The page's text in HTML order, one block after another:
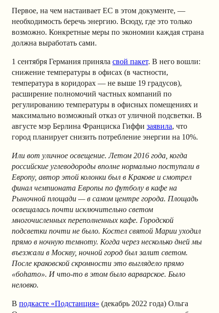
Первое, на чем настаивает ЕС в этом документе, —
необходимость беречь энергию. Всюду, где это только
возможно. Конкретные меры по экономии каждая страна
должна выработать сами.
1 сентября Германия приняла свой пакет. В него вошли:
снижение температуры в офисах (в частности,
температура в коридорах — не выше 19 градусов),
расширение полномочий частных компаний по
регулированию температуры в офисных помещениях и
максимально возможный отказ от уличной подсветки. В
августе мэр Берлина Франциска Гиффи заявила, что
город планирует снизить потребление энергии на 10%.
Или вот уличное освещение. Летом 2016 года, когда
российские углеводороды вполне нормально поступали в
Европу, автор этой колонки был в Кракове и смотрел
финал чемпионата Европы по футболу в кафе на
Рыночной площади — в самом центре города. Площадь
освещалась почти исключительно светом
многочисленных переполненных кафе. Городской
подсветки почти не было. Костел святой Марии уходил
прямо в ночную темноту. Когда через несколько дней мы
въезжали в Москву, ночной город был залит светом.
После краковской скромности это выглядело прямо
«боhато». И что-то в этом было варварское. Было
неловко.
В подкасте «Подстанция» (декабрь 2022 года) Ольга